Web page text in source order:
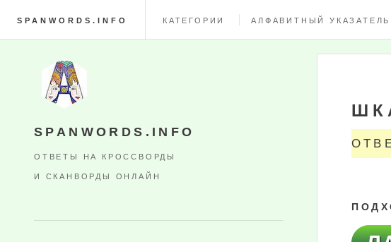
SPANWORDS.INFO КАТЕГОРИИ АЛФАВИТНЫЙ УКАЗАТЕЛЬ
SPANWORDS.INFO
ОТВЕТЫ НА КРОССВОРДЫ
И СКАНВОРДЫ ОНЛАЙН